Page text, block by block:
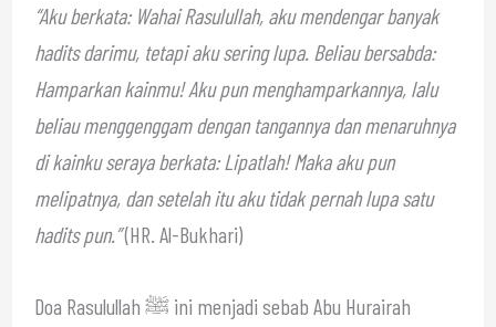
“Aku berkata: Wahai Rasulullah, aku mendengar banyak
hadits darimu, tetapi aku sering lupa. Beliau bersabda:
Hamparkan kainmu! Aku pun menghamparkannya, lalu
beliau menggenggam dengan tangannya dan menaruhnya
di kainku seraya berkata: Lipatlah! Maka aku pun
melipatnya, dan setelah itu aku tidak pernah lupa satu
hadits pun.”(HR. Al-Bukhari)
Doa Rasulullah ﷺ ini menjadi sebab Abu Hurairah